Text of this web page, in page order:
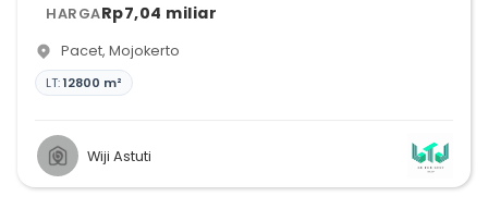
HARGARp7,04 miliar
Pacet, Mojokerto
LT:12800 m²
Wiji Astuti